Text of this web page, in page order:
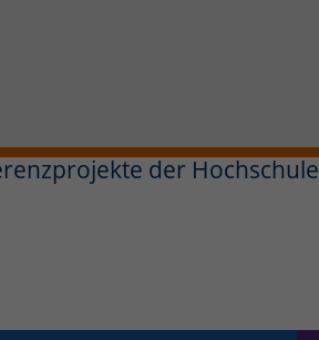
der Hochschule